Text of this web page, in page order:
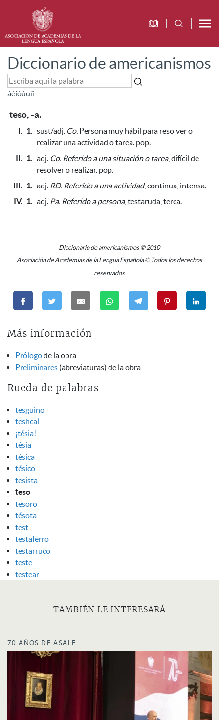
Diccionario de americanismos
áéíóúüñ
teso, -a.
I. 1. sust/adj. Co. Persona muy hábil para resolver o
realizar una actividad o tarea. pop.
II. 1. adj. Co. Referido a una situación o tarea, difícil de
resolver o realizar. pop.
III. 1. adj. RD. Referido a una actividad, continua, intensa.
IV. 1. adj. Pa. Referido a persona, testaruda, terca.
Diccionario de americanismos © 2010
Asociación de Academias de la Lengua Española © Todos los derechos
reservados
Más información
Prólogode la obra
Preliminares (abreviaturas) de la obra
Rueda de palabras
tesgüino
teshcal
¡tésia!
tésia
tésica
tésico
tesista
teso
tesoro
tésota
test
testaferro
testarruco
teste
testear
TAMBIÉN LE INTERESARÁ
70 AÑOS DE ASALE